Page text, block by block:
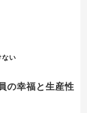
ない
の幸福と生産性